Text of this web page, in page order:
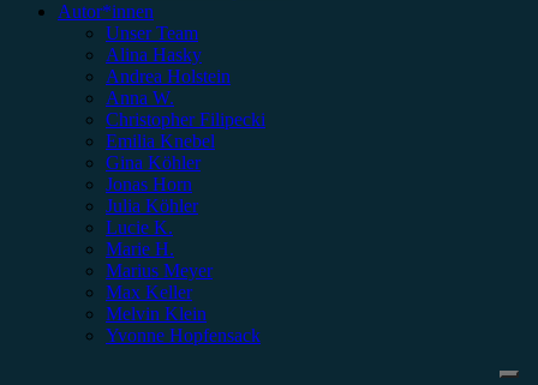
Autor*innen
Unser Team
Alina Hasky
Andrea Holstein
Anna W.
Christopher Filipecki
Emilia Knebel
Gina Köhler
Jonas Horn
Julia Köhler
Lucie K.
Marie H.
Marius Meyer
Max Keller
Melvin Klein
Yvonne Hopfensack